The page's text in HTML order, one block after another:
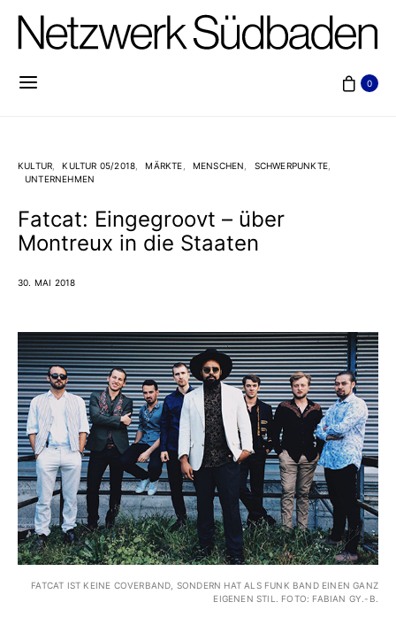
0
KULTUR KULTUR 05/2018 MÄRKTE MENSCHEN
SCHWERPUNKTE
UNTERNEHMEN
Fatcat: Eingegroovt – über
Montreux in die Staaten
30. MAI 2018
FATCAT IST KEINE COVERBAND, SONDERN HAT ALS FUNK BAND EINEN GANZ
EIGENEN STIL. FOTO: FABIAN GY.-B.